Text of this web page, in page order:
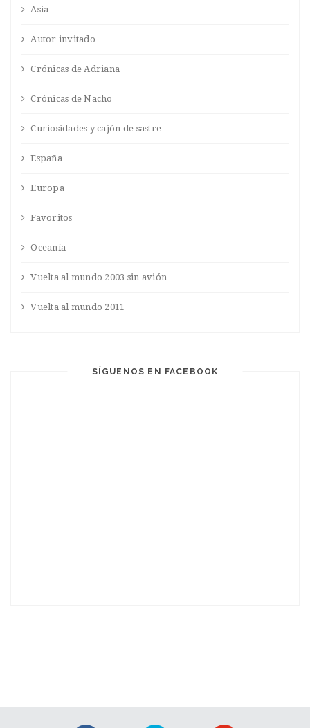
Asia
Autor invitado
Crónicas de Adriana
Crónicas de Nacho
Curiosidades y cajón de sastre
España
Europa
Favoritos
Oceanía
Vuelta al mundo 2003 sin avión
Vuelta al mundo 2011
SÍGUENOS EN FACEBOOK